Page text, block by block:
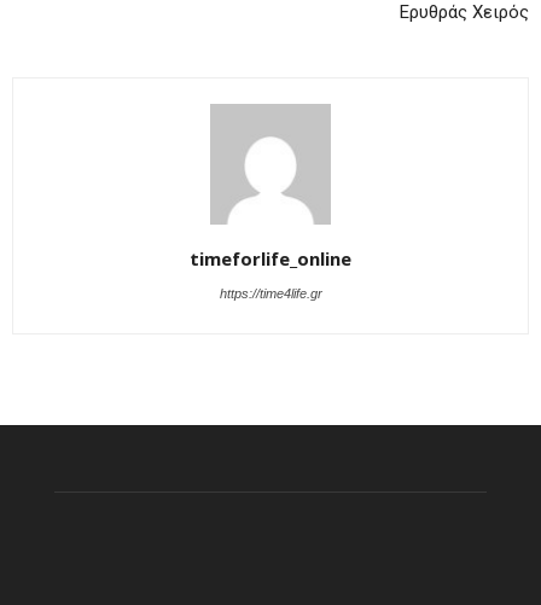
Ερυθράς Χειρός
timeforlife_online
https://time4life.gr